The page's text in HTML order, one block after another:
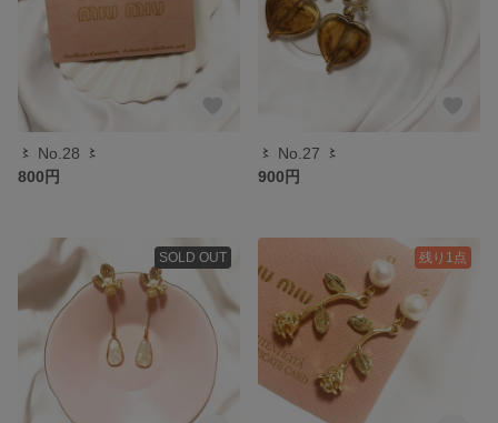
〻 No.28 〻
800円
〻 No.27 〻
900円
SOLD OUT 残り1点